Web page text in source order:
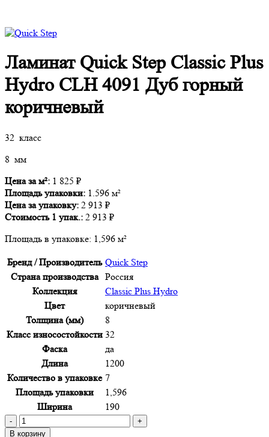
Ламинат Quick Step Classic Plus
Hydro CLH 4091 Дуб горный
коричневый
32 класс
8 мм
Цена за м²: 1 825 ₽
Площадь упаковки: 1.596 м²
Цена за упаковку: 2 913 ₽
Стоимость 1 упак.: 2 913 ₽
Площадь в упаковке: 1,596 м²
Бренд / Производитель Quick Step
Страна производства Россия
Коллекция
Classic Plus Hydro
Цвет
коричневый
Толщина (мм)
8
Класс износостойкости 32
Фаска
да
Длина
1200
Количество в упаковке 7
Площадь упаковки
1,596
Ширина
190
Количество
товара
В корзину